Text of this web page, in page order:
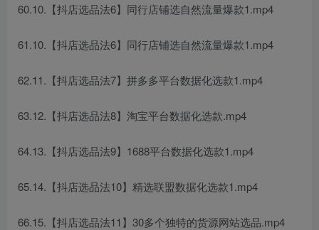
60.10.【抖店选品法6】同行店铺选自然流量爆款1.mp4
61.10.【抖店选品法6】同行店铺选自然流量爆款1.mp4
62.11.【抖店选品法7】拼多多平台数据化选款1.mp4
63.12.【抖店选品法8】淘宝平台数据化选款.mp4
64.13.【抖店选品法9】1688平台数据化选款1.mp4
65.14.【抖店选品法10】精选联盟数据化选款1.mp4
66.15.【抖店选品法11】30多个独特的货源网站选品.mp4